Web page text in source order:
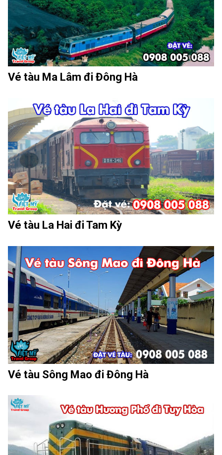
Vé tàu Ma Lâm đi Đông Hà
Vé tàu La Hai đi Tam Kỳ
Vé tàu Sông Mao đi Đông Hà